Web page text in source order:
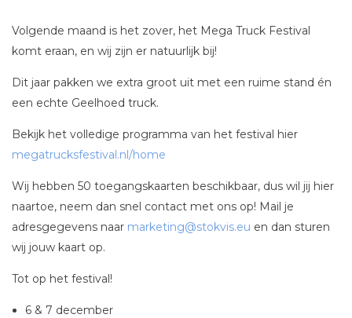
Volgende maand is het zover, het Mega Truck Festival
komt eraan, en wij zijn er natuurlijk bij!
Dit jaar pakken we extra groot uit met een ruime stand én
een echte Geelhoed truck.
Bekijk het volledige programma van het festival hier
megatrucksfestival.nl/home
Wij hebben 50 toegangskaarten beschikbaar, dus wil jij hier
naartoe, neem dan snel contact met ons op! Mail je
adresgegevens naar marketing@stokvis.eu en dan sturen
wij jouw kaart op.
Tot op het festival!
6 & 7 december